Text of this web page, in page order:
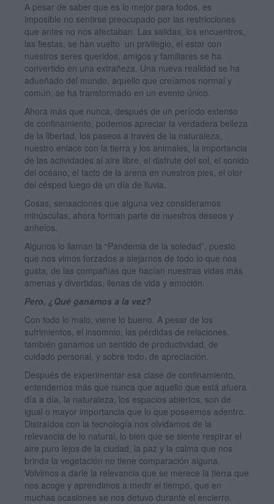
A pesar de saber que es lo mejor para todos, es
imposible no sentirse preocupado por las restricciones
que antes no nos afectaban. Las salidas, los encuentros,
las fiestas, se han vuelto un privilegio, el estar con
nuestros seres queridos, amigos y familiares se ha
convertido en una extrañeza. Una nueva realidad se ha
adueñado del mundo, aquello que creíamos normal y
común, se ha transformado en un evento único.
Ahora más que nunca, después de un período extenso
de confinamiento, podemos apreciar la verdadera belleza
de la libertad, los paseos a través de la naturaleza,
nuestro enlace con la tierra y los animales, la importancia
de las actividades al aire libre, el disfrute del sol, el sonido
del océano, el tacto de la arena en nuestros pies, el olor
del césped luego de un día de lluvia.
Cosas, sensaciones que alguna vez consideramos
minúsculas, ahora forman parte de nuestros deseos y
anhelos.
Algunos lo llaman la “Pandemia de la soledad”, puesto
que nos vimos forzados a alejarnos de todo lo que nos
gusta, de las compañías que hacían nuestras vidas más
amenas y divertidas, llenas de vida y emoción.
Pero, ¿Qué ganamos a la vez?
Con todo lo malo, viene lo bueno. A pesar de los
sufrimientos, el insomnio, las pérdidas de relaciones,
también ganamos un sentido de productividad, de
cuidado personal, y sobre todo, de apreciación.
Después de experimentar esa clase de confinamiento,
entendemos más que nunca que aquello que está afuera
día a día, la naturaleza, los espacios abiertos, son de
igual o mayor importancia que lo que poseemos adentro.
Distraídos con la tecnología nos olvidamos de la
relevancia de lo natural, lo bien que se siente respirar el
aire puro lejos de la ciudad, la paz y la calma que nos
brinda la vegetación no tiene comparación alguna.
Volvimos a darle la relevancia que se merece la tierra que
nos acoge y aprendimos a medir el tiempo, que en
muchas ocasiones se nos detuvo durante el encierro.